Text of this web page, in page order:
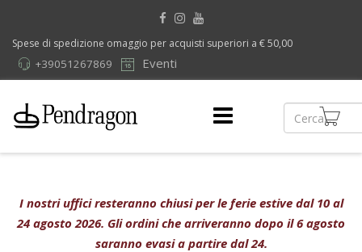
Spese di spedizione omaggio per acquisti superiori a € 50,00
Eventi
+39051267869
I nostri uffici resteranno chiusi per le ferie estive dal 10 al
24 agosto 2026. Gli ordini che arriveranno dopo il 6 agosto
saranno evasi a partire dal 24.